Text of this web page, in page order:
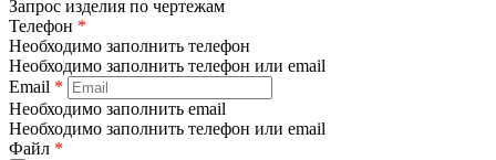
Запрос изделия по чертежам
Телефон *
Необходимо заполнить телефон
Необходимо заполнить телефон или email
Email *
Необходимо заполнить email
Необходимо заполнить телефон или email
Файл *